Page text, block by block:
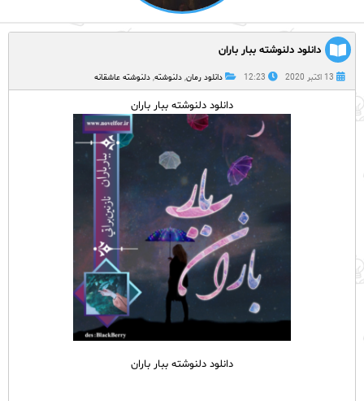
دانلود دلنوشته ببار باران
13 اکتبر 2020 12:23 دانلود رمان, دلنوشته, دلنوشته عاشقانه
دانلود دلنوشته ببار باران
دانلود دلنوشته ببار باران